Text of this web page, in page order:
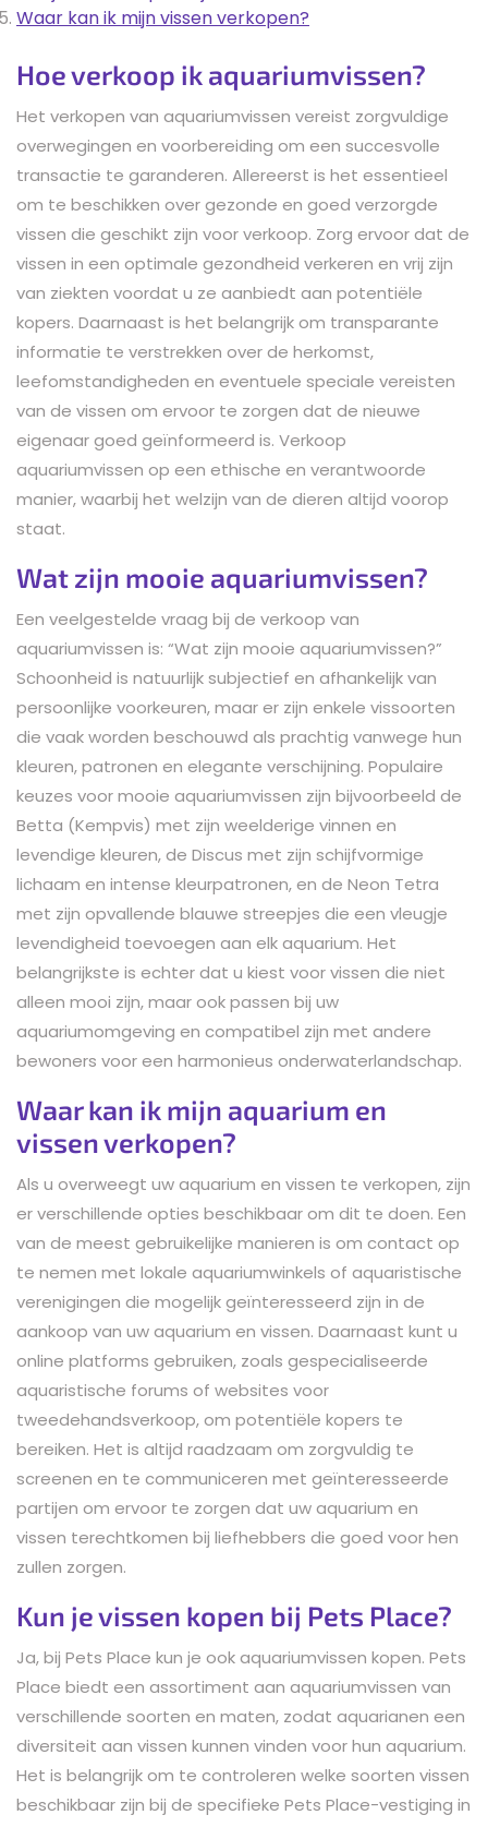
Waar kan ik mijn vissen verkopen?
Hoe verkoop ik aquariumvissen?
Het verkopen van aquariumvissen vereist zorgvuldige
overwegingen en voorbereiding om een succesvolle
transactie te garanderen. Allereerst is het essentieel
om te beschikken over gezonde en goed verzorgde
vissen die geschikt zijn voor verkoop. Zorg ervoor dat de
vissen in een optimale gezondheid verkeren en vrij zijn
van ziekten voordat u ze aanbiedt aan potentiële
kopers. Daarnaast is het belangrijk om transparante
informatie te verstrekken over de herkomst,
leefomstandigheden en eventuele speciale vereisten
van de vissen om ervoor te zorgen dat de nieuwe
eigenaar goed geïnformeerd is. Verkoop
aquariumvissen op een ethische en verantwoorde
manier, waarbij het welzijn van de dieren altijd voorop
staat.
Wat zijn mooie aquariumvissen?
Een veelgestelde vraag bij de verkoop van
aquariumvissen is: “Wat zijn mooie aquariumvissen?”
Schoonheid is natuurlijk subjectief en afhankelijk van
persoonlijke voorkeuren, maar er zijn enkele vissoorten
die vaak worden beschouwd als prachtig vanwege hun
kleuren, patronen en elegante verschijning. Populaire
keuzes voor mooie aquariumvissen zijn bijvoorbeeld de
Betta (Kempvis) met zijn weelderige vinnen en
levendige kleuren, de Discus met zijn schijfvormige
lichaam en intense kleurpatronen, en de Neon Tetra
met zijn opvallende blauwe streepjes die een vleugje
levendigheid toevoegen aan elk aquarium. Het
belangrijkste is echter dat u kiest voor vissen die niet
alleen mooi zijn, maar ook passen bij uw
aquariumomgeving en compatibel zijn met andere
bewoners voor een harmonieus onderwaterlandschap.
Waar kan ik mijn aquarium en
vissen verkopen?
Als u overweegt uw aquarium en vissen te verkopen, zijn
er verschillende opties beschikbaar om dit te doen. Een
van de meest gebruikelijke manieren is om contact op
te nemen met lokale aquariumwinkels of aquaristische
verenigingen die mogelijk geïnteresseerd zijn in de
aankoop van uw aquarium en vissen. Daarnaast kunt u
online platforms gebruiken, zoals gespecialiseerde
aquaristische forums of websites voor
tweedehandsverkoop, om potentiële kopers te
bereiken. Het is altijd raadzaam om zorgvuldig te
screenen en te communiceren met geïnteresseerde
partijen om ervoor te zorgen dat uw aquarium en
vissen terechtkomen bij liefhebbers die goed voor hen
zullen zorgen.
Kun je vissen kopen bij Pets Place?
Ja, bij Pets Place kun je ook aquariumvissen kopen. Pets
Place biedt een assortiment aan aquariumvissen van
verschillende soorten en maten, zodat aquarianen een
diversiteit aan vissen kunnen vinden voor hun aquarium.
Het is belangrijk om te controleren welke soorten vissen
beschikbaar zijn bij de specifieke Pets Place-vestiging in